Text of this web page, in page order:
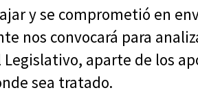
y se comprometió en
nos convocará para
Legislativo, aparte de los
sea tratado.